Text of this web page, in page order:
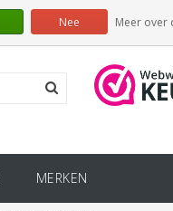
MERKEN
Nee Meer over